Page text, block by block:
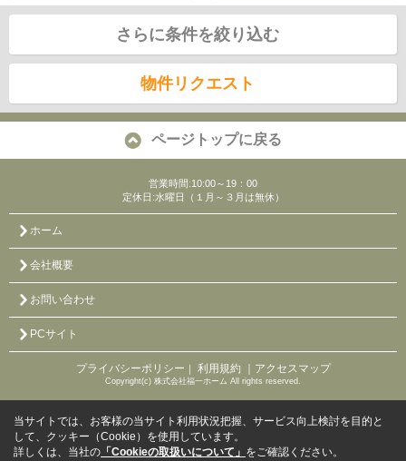
さらに条件を絞り込む
物件リクエスト
ページトップに戻る
営業時間:10:00～19：00
定休日:水曜日（１月～３月は無休）
ホーム
会社概要
お問い合わせ
PCサイト
プライバシーポリシー ｜ 利用規約 ｜アクセスマップ
Copyright(c) 株式会社福一ホーム All rights reserved.
当サイトでは、お客様の当サイト利用状況把握、サービス向上検討を目的と
して、クッキー（Cookie）を使用しています。
詳しくは、当社の 「Cookieの取扱いについて」 をご確認ください。